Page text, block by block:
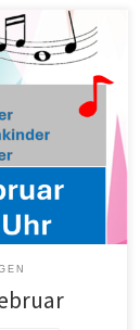
innen
MVO zu
14:30 Uhr im
den